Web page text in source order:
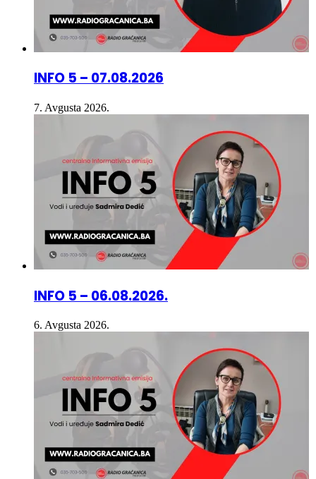
INFO 5 – 07.08.2026
7. Avgusta 2026.
INFO 5 – 06.08.2026.
6. Avgusta 2026.